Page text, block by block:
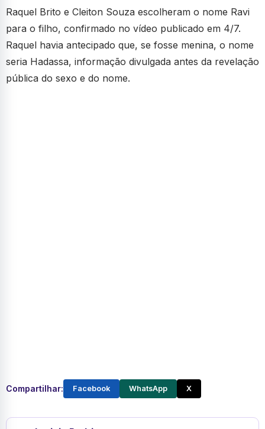
Raquel Brito e Cleiton Souza escolheram o nome Ravi
para o filho, confirmado no vídeo publicado em 4/7.
Raquel havia antecipado que, se fosse menina, o nome
seria Hadassa, informação divulgada antes da revelação
pública do sexo e do nome.
Compartilhar: Facebook WhatsApp X